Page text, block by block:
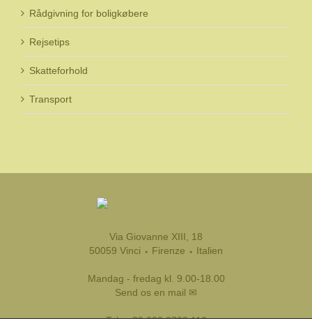
Rådgivning for boligkøbere
Rejsetips
Skatteforhold
Transport
Via Giovanne XIII, 18
50059 Vinci ⬩ Firenze ⬩ Italien
Mandag - fredag kl. 9.00-18.00
Send os en mail ✉